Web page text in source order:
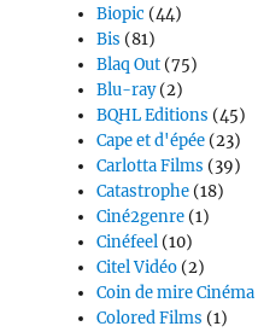
Biopic (44)
Bis (81)
Blaq Out (75)
Blu-ray(2)
BQHL Editions (45)
Cape et d'épée (23)
Carlotta Films (39)
Catastrophe (18)
Ciné2genre (1)
Cinéfeel (10)
Citel Vidéo (2)
Coin de mire Cinéma
Colored Films (1)